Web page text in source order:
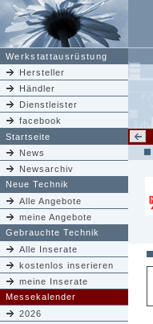
Werkstattausrüstung
Hersteller
Händler
Dienstleister
facebook
Startseite
News
Newsarchiv
Neue Technik
Alle Angebote
meine Angebote
Gebrauchte Technik
Alle Inserate
kostenlos inserieren
meine Inserate
Messekalender
2026